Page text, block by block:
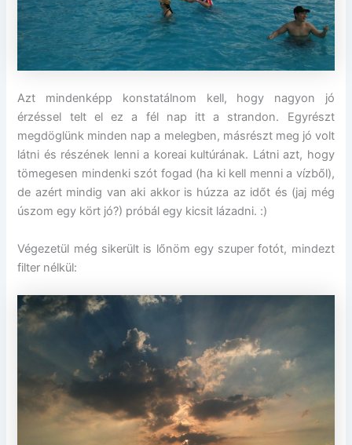
Azt mindenképp konstatálnom kell, hogy nagyon jó
érzéssel telt el ez a fél nap itt a strandon. Egyrészt
megdöglünk minden nap a melegben, másrészt meg jó volt
látni és részének lenni a koreai kultúrának. Látni azt, hogy
tömegesen mindenki szót fogad (ha ki kell menni a vízből),
de azért mindig van aki akkor is húzza az időt és (jaj még
úszom egy kört jó?) próbál egy kicsit lázadni. :)
Végezetül még sikerült is lőnöm egy szuper fotót, mindezt
filter nélkül: